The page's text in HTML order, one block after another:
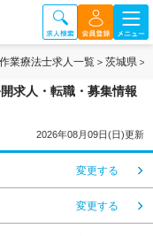
作業療法士求人一覧 茨城県
求人・転職・募集情報
2026年08月09日(日)更新
変更する
変更する